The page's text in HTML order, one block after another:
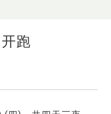
跑